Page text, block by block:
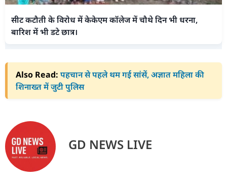
सीट कटौती के विरोध में केकेएम कॉलेज में चौथे दिन भी धरना,
बारिश में भी डटे छात्र।
Also Read: पहचान से पहले थम गई सांसें, अज्ञात महिला की
शिनाख्त में जुटी पुलिस
GD NEWS LIVE